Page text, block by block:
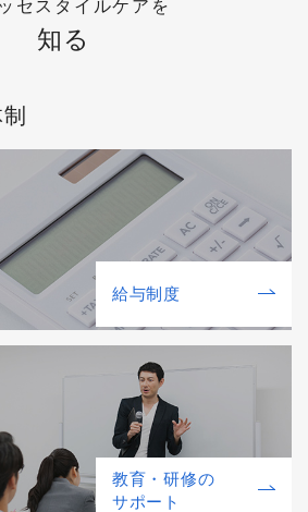
ッセスタイルケアを
知る
給与制度
教育・研修の
サポート